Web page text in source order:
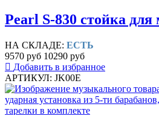
Pearl S-830 стойка для
НА СКЛАДЕ: ЕСТЬ
9570 руб 10290 руб
Добавить в избранное
АРТИКУЛ: JK00E